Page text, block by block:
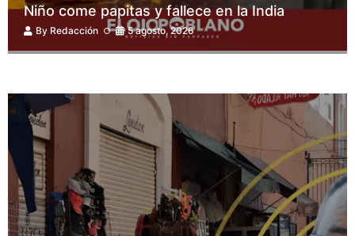
Niño come papitas y fallece en la India
By Redacción 5 agosto, 2026